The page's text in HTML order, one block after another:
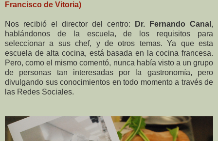
Francisco de Vitoria)
Nos recibió el director del centro: Dr. Fernando Canal ,
hablándonos de la escuela, de los requisitos para
seleccionar a sus chef, y de otros temas. Ya que esta
escuela de alta cocina, está basada en la cocina francesa.
Pero, como el mismo comentó, nunca había visto a un grupo
de personas tan interesadas por la gastronomía, pero
divulgando sus conocimientos en todo momento a través de
las Redes Sociales.